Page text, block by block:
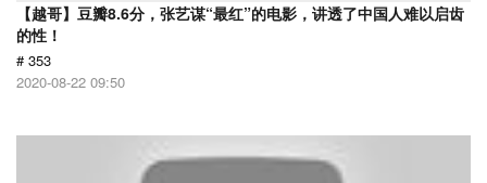
【越哥】豆瓣8.6分，张艺谋“最红”的电影，讲透了中国人难以启齿
的性！
# 353
2020-08-22 09:50